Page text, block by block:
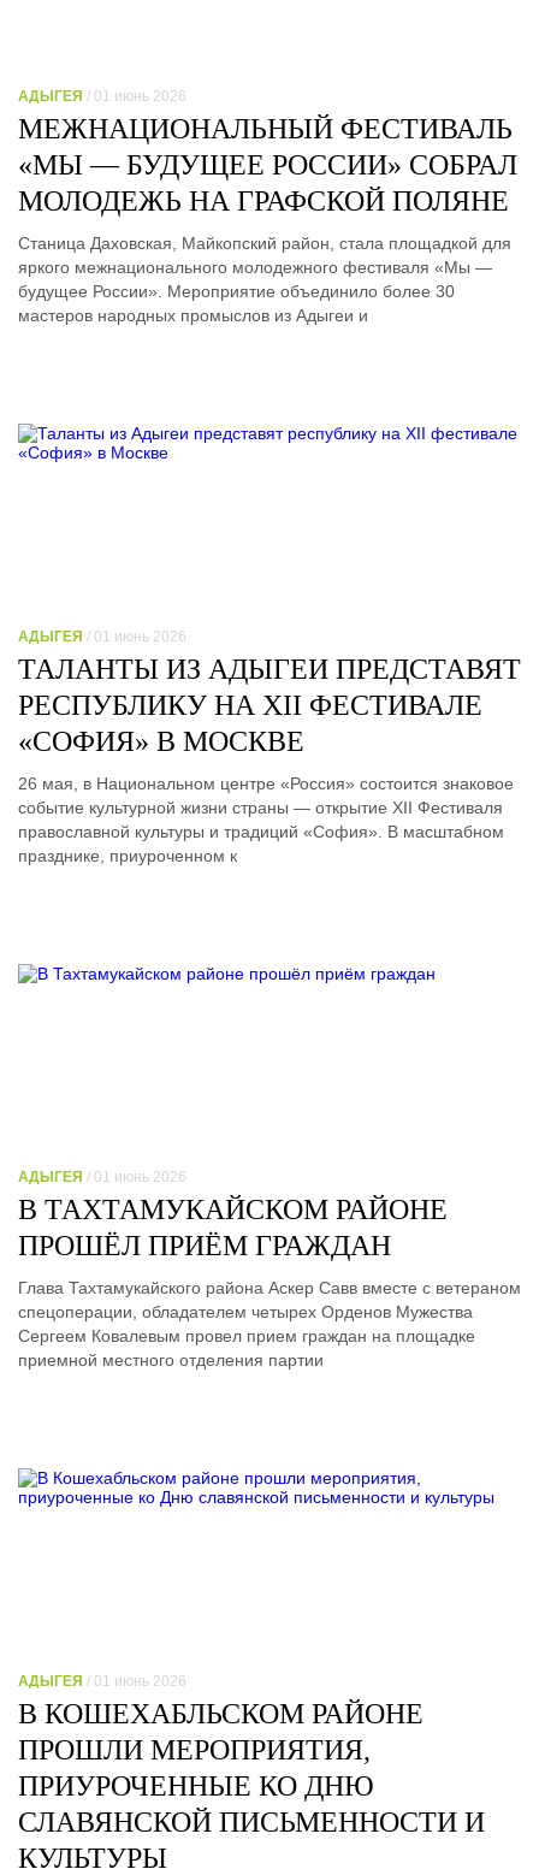
АДЫГЕЯ / 01 июнь 2026
МЕЖНАЦИОНАЛЬНЫЙ ФЕСТИВАЛЬ
«МЫ — БУДУЩЕЕ РОССИИ» СОБРАЛ
МОЛОДЕЖЬ НА ГРАФСКОЙ ПОЛЯНЕ
Станица Даховская, Майкопский район, стала площадкой для
яркого межнационального молодежного фестиваля «Мы —
будущее России». Мероприятие объединило более 30
мастеров народных промыслов из Адыгеи и
АДЫГЕЯ / 01 июнь 2026
ТАЛАНТЫ ИЗ АДЫГЕИ ПРЕДСТАВЯТ
РЕСПУБЛИКУ НА XII ФЕСТИВАЛЕ
«СОФИЯ» В МОСКВЕ
26 мая, в Национальном центре «Россия» состоится знаковое
событие культурной жизни страны — открытие XII Фестиваля
православной культуры и традиций «София». В масштабном
празднике, приуроченном к
АДЫГЕЯ / 01 июнь 2026
В ТАХТАМУКАЙСКОМ РАЙОНЕ
ПРОШЁЛ ПРИЁМ ГРАЖДАН
Глава Тахтамукайского района Аскер Савв вместе с ветераном
спецоперации, обладателем четырех Орденов Мужества
Сергеем Ковалевым провел прием граждан на площадке
приемной местного отделения партии
АДЫГЕЯ / 01 июнь 2026
В КОШЕХАБЛЬСКОМ РАЙОНЕ
ПРОШЛИ МЕРОПРИЯТИЯ,
ПРИУРОЧЕННЫЕ КО ДНЮ
СЛАВЯНСКОЙ ПИСЬМЕННОСТИ И
КУЛЬТУРЫ